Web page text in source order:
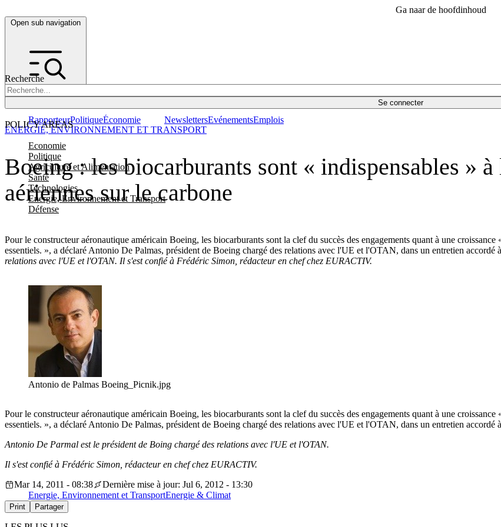
Ga naar de hoofdinhoud
Open sub navigation
Recherche
Se connecter
POLICY AREAS
Economie
Politique
Agriculture et Alimentation
Santé
Technologies
Energie, Environnement et Transport
Défense
RapporteurPolitiqueÉconomie NewslettersEvénementsEmplois
Boeing : les biocarburants sont « indispensables »
aériennes sur le carbone
Pour le constructeur aéronautique américain Boeing, les biocarburants sont la clef du succès des engagements quant à une
essentiels. », a déclaré Antonio De Palmas, président de Boeing chargé des relations avec l'UE et l'OTAN, dans un entretien
relations avec l'UE et l'OTAN. Il s'est confié à Frédéric Simon, rédacteur en chef chez EURACTIV.
ENERGIE, ENVIRONNEMENT ET TRANSPORT
Antonio de Palmas Boeing_Picnik.jpg
Pour le constructeur aéronautique américain Boeing, les biocarburants sont la clef du succès des engagements quant à une
essentiels. », a déclaré Antonio De Palmas, président de Boeing chargé des relations avec l'UE et l'OTAN, dans un entretien
Antonio De Parmal est le président de Boing chargé des relations avec l'UE et l'OTAN.
Il s'est confié à Frédéric Simon, rédacteur en chef chez EURACTIV.
Mar 14, 2011 - 08:38
Dernière mise à jour: Jul 6, 2012 - 13:30
Energie, Environnement et TransportEnergie & Climat
Print Partager